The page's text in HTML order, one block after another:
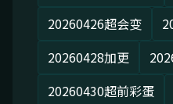
20260426超会变
20260428加更
20260430超前彩蛋